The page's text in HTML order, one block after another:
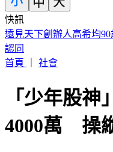
快訊
美股開盤／聯準會升息疑
首頁
「少年股神
4000萬 操